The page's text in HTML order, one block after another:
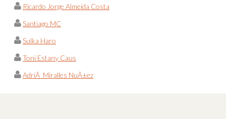
Ricardo Jorge Almeida Costa
Santiago MC
Sulka Haro
Toni Estany Caus
AdriÃ Miralles NuÃ±ez